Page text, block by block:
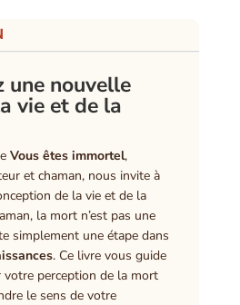
une nouvelle
vie et de la
Vous êtes immortel,
et chaman, nous invite à
de la vie et de la
la mort n’est pas une
simplement une étape dans
. Ce livre vous guide
perception de la mort
le sens de votre